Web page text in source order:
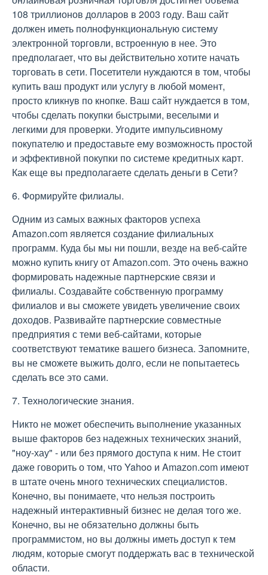
108 триллионов долларов в 2003 году. Ваш сайт
должен иметь полнофункциональную систему
электронной торговли, встроенную в нее. Это
предполагает, что вы действительно хотите начать
торговать в сети. Посетители нуждаются в том, чтобы
купить ваш продукт или услугу в любой момент,
просто кликнув по кнопке. Ваш сайт нуждается в том,
чтобы сделать покупки быстрыми, веселыми и
легкими для проверки. Угодите импульсивному
покупателю и предоставьте ему возможность простой
и эффективной покупки по системе кредитных карт.
Как еще вы предполагаете сделать деньги в Сети?
6. Формируйте филиалы.
Одним из самых важных факторов успеха
Amazon.com является создание филиальных
программ. Куда бы мы ни пошли, везде на веб-сайте
можно купить книгу от Amazon.com. Это очень важно
формировать надежные партнерские связи и
филиалы. Создавайте собственную программу
филиалов и вы сможете увидеть увеличение своих
доходов. Развивайте партнерские совместные
предприятия с теми веб-сайтами, которые
соответствуют тематике вашего бизнеса. Запомните,
вы не сможете выжить долго, если не попытаетесь
сделать все это сами.
7. Технологические знания.
Никто не может обеспечить выполнение указанных
выше факторов без надежных технических знаний,
"ноу-хау" - или без прямого доступа к ним. Не стоит
даже говорить о том, что Yahoo и Amazon.com имеют
в штате очень много технических специалистов.
Конечно, вы понимаете, что нельзя построить
надежный интерактивный бизнес не делая того же.
Конечно, вы не обязательно должны быть
программистом, но вы должны иметь доступ к тем
людям, которые смогут поддержать вас в технической
области.